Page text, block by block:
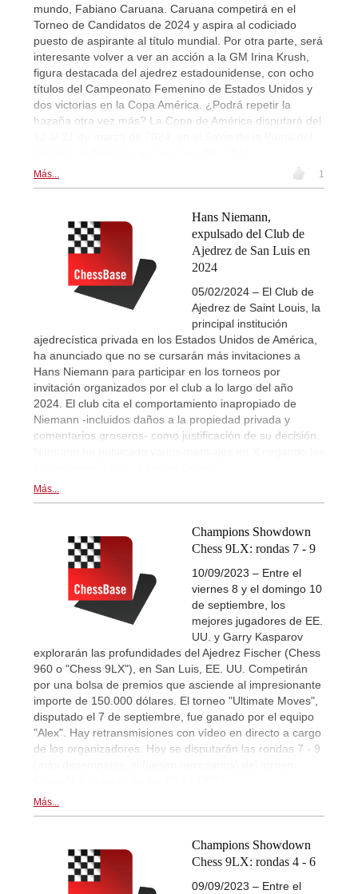
mundo, Fabiano Caruana. Caruana competirá en el
Torneo de Candidatos de 2024 y aspira al codiciado
puesto de aspirante al título mundial. Por otra parte, será
interesante volver a ver an acción a la GM Irina Krush,
figura destacada del ajedrez estadounidense, con ocho
títulos del Campeonato Femenino de Estados Unidos y
dos victorias en la Copa América. ¿Podrá repetir la
hazaña otra vez más? La Copa de América disputará del
Más... 1
Hans Niemann,
expulsado del Club de
Ajedrez de San Luis en
2024
05/02/2024 – El Club de
Ajedrez de Saint Louis, la
principal institución
ajedrecística privada en los Estados Unidos de América,
ha anunciado que no se cursarán más invitaciones a
Hans Niemann para participar en los torneos por
invitación organizados por el club a lo largo del año
2024. El club cita el comportamiento inapropiado de
Niemann -incluidos daños a la propiedad privada y
comentarios groseros- como justificación de su decisión.
Más...
Champions Showdown
Chess 9LX: rondas 7 - 9
10/09/2023 – Entre el
viernes 8 y el domingo 10
de septiembre, los
mejores jugadores de EE.
UU. y Garry Kasparov
explorarán las profundidades del Ajedrez Fischer (Chess
960 o "Chess 9LX"), en San Luis, EE. UU. Competirán
por una bolsa de premios que asciende al impresionante
importe de 150.000 dólares. El torneo "Ultimate Moves",
disputado el 7 de septiembre, fue ganado por el equipo
"Alex". Hay retransmisiones con vídeo en directo a cargo
de los organizadores. Hoy se disputarán las rondas 7 - 9
Más...
Champions Showdown
Chess 9LX: rondas 4 - 6
09/09/2023 – Entre el